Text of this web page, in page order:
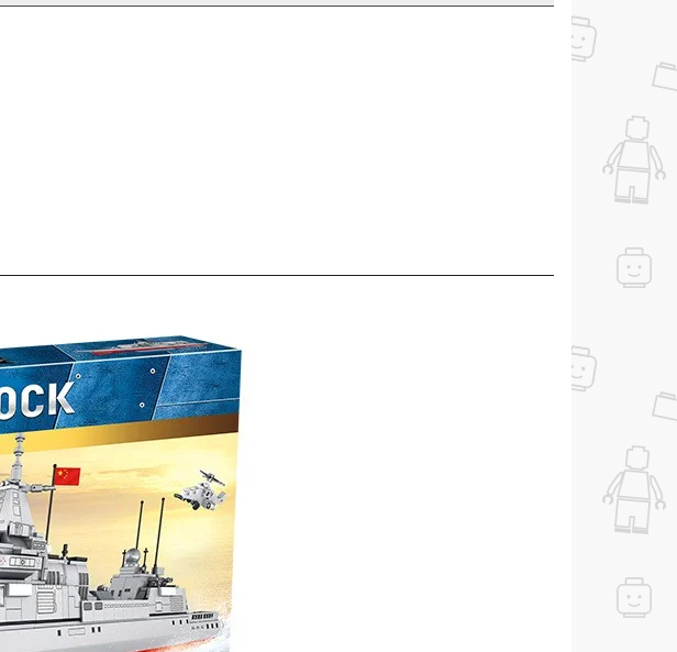
превысит 3000 рублей, Вы получите постоянную скидку на
о товаре через систему
в нашем магазине и получите купон на скидку 150₽